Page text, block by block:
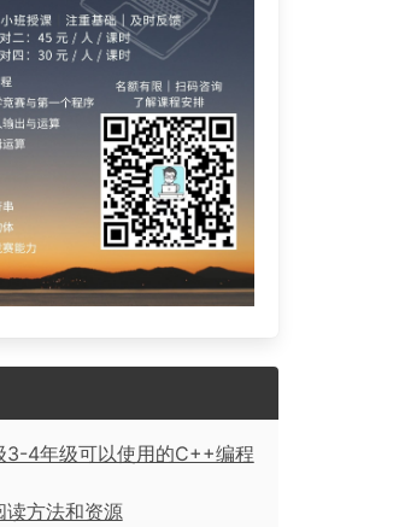
3-4年级可以使用的C++编程
读方法和资源